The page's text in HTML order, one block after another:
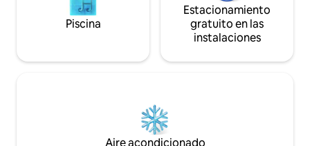
Piscina
Estacionamiento
gratuito en las
instalaciones
Aire acondicionado